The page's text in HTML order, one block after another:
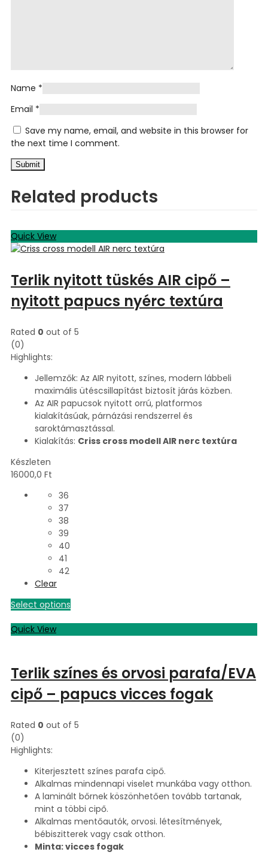
Name *
Email *
Save my name, email, and website in this browser for
the next time I comment.
Related products
Quick View
Terlik nyitott tüskés AIR cipő –
nyitott papucs nyérc textúra
Rated 0 out of 5
(0)
Highlights:
Jellemzők: Az AIR nyitott, színes, modern lábbeli
maximális ütéscsillapítást biztosít járás közben.
Az AIR papucsok nyitott orrú, platformos
kialakításúak, párnázási rendszerrel és
saroktámasztással.
Kialakítás: Criss cross modell AIR nerc textúra
Készleten
16000,0 Ft
36
37
38
39
40
41
42
Clear
Select options
Quick View
Terlik színes és orvosi parafa/EVA
cipő – papucs vicces fogak
Rated 0 out of 5
(0)
Highlights:
Kiterjesztett színes parafa cipő.
Alkalmas mindennapi viselet munkába vagy otthon.
A laminált bőrnek köszönhetően tovább tartanak,
mint a többi cipő.
Alkalmas mentőautók, orvosi. létesítmények,
bébiszitterek vagy csak otthon.
Minta: vicces fogak